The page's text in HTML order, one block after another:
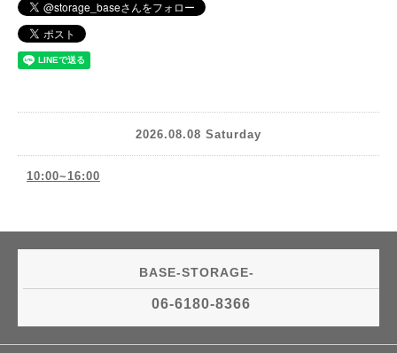
2026.08.08 Saturday
10:00~16:00
BASE-STORAGE-
06-6180-8366